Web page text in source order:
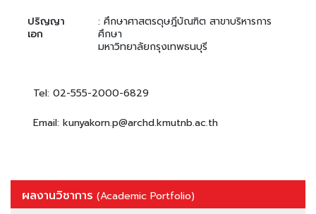
ปริญญา
เอก
: ศึกษาศาสตรดุษฎีบัณฑิต สาขาบริหารการ
ศึกษา
มหาวิทยาลัยกรุงเทพธนบุรี
Tel: 02-555-2000-6829
Email: kunyakorn.p@archd.kmutnb.ac.th
ผลงานวิชาการ (Academic Portfolio)